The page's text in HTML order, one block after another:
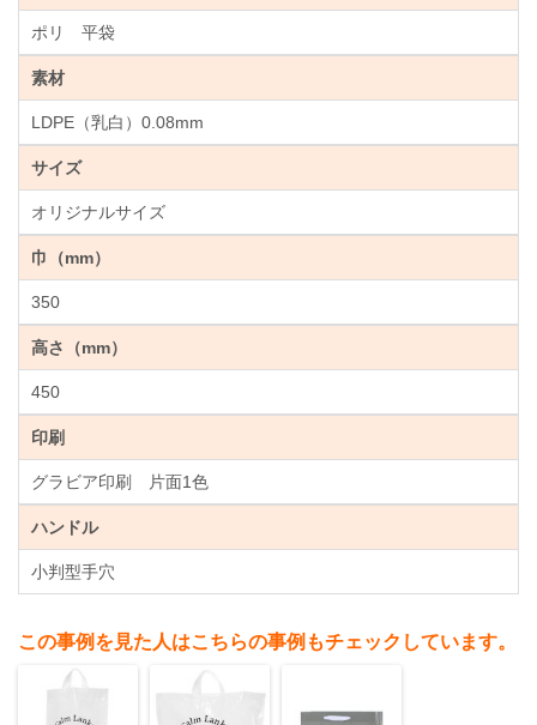
ポリ 平袋
素材
LDPE（乳白）0.08mm
サイズ
オリジナルサイズ
巾（mm）
350
高さ（mm）
450
印刷
グラビア印刷 片面1色
ハンドル
小判型手穴
この事例を見た人はこちらの事例もチェックしています。